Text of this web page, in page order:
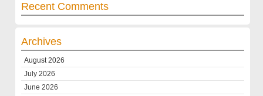
Recent Comments
Archives
August 2026
July 2026
June 2026